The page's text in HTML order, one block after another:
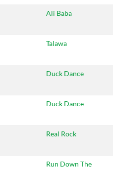
Ali Baba
Talawa
Duck Dance
Duck Dance
Real Rock
Run Down The